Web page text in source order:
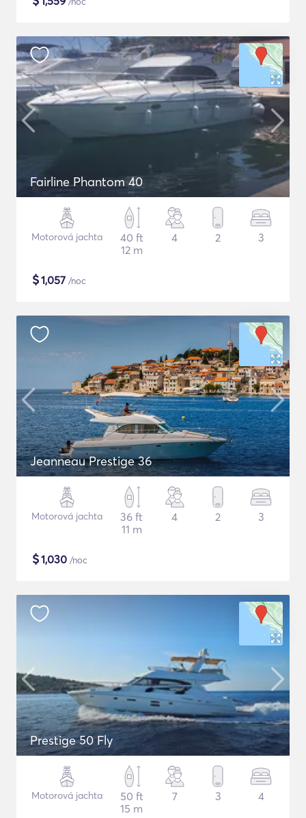
Fairline Phantom 40
Motorová jachta
40 ft
12 m
4 2 3
$1,057 /noc
Jeanneau Prestige 36
Motorová jachta
36 ft
11 m
4 2 3
$1,030 /noc
Prestige 50 Fly
Motorová jachta
50 ft
15 m
7 3 4